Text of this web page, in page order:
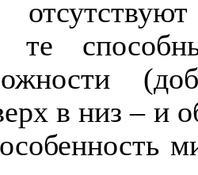
те
в низ – и